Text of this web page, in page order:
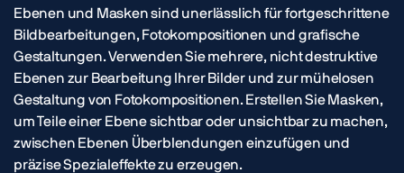
Ebenen und Masken sind unerlässlich für fortgeschrittene
Bildbearbeitungen, Fotokompositionen und grafische
Gestaltungen. Verwenden Sie mehrere, nicht destruktive
Ebenen zur Bearbeitung Ihrer Bilder und zur mühelosen
Gestaltung von Fotokompositionen. Erstellen Sie Masken,
um Teile einer Ebene sichtbar oder unsichtbar zu machen,
zwischen Ebenen Überblendungen einzufügen und
präzise Spezialeffekte zu erzeugen.